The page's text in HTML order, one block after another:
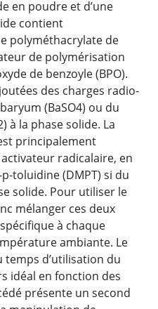
en poudre et d’une
contient
polyméthacrylate de
de polymérisation
de benzoyle (BPO).
des charges radio-
(BaSO4) ou du
à la phase solide. La
principalement
radicalaire, en
toluidine (DMPT) si du
solide. Pour utiliser le
mélanger ces deux
à chaque
ambiante. Le
temps d’utilisation du
idéal en fonction des
présente un second